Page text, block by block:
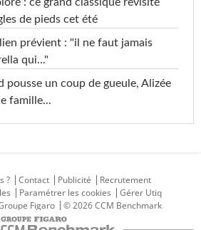
: ce grand classique revisité
de pieds cet été
prévient : "il ne faut jamais
qui..."
pousse un coup de gueule, Alizée
famille...
?
Contact Publicité
Recrutement
Paramétrer les cookies
Gérer Utiq
Figaro © 2026 CCM Benchmark